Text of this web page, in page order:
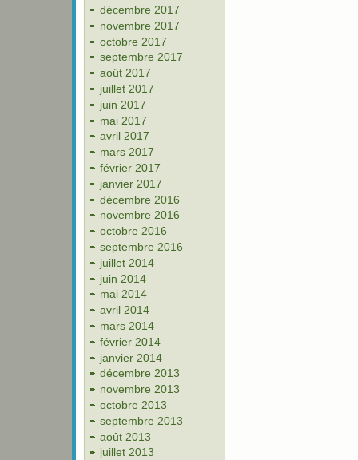
décembre 2017
novembre 2017
octobre 2017
septembre 2017
août 2017
juillet 2017
juin 2017
mai 2017
avril 2017
mars 2017
février 2017
janvier 2017
décembre 2016
novembre 2016
octobre 2016
septembre 2016
juillet 2014
juin 2014
mai 2014
avril 2014
mars 2014
février 2014
janvier 2014
décembre 2013
novembre 2013
octobre 2013
septembre 2013
août 2013
juillet 2013